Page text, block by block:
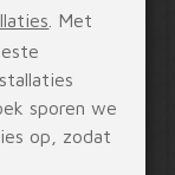
. Met
sporen we
op, zodat